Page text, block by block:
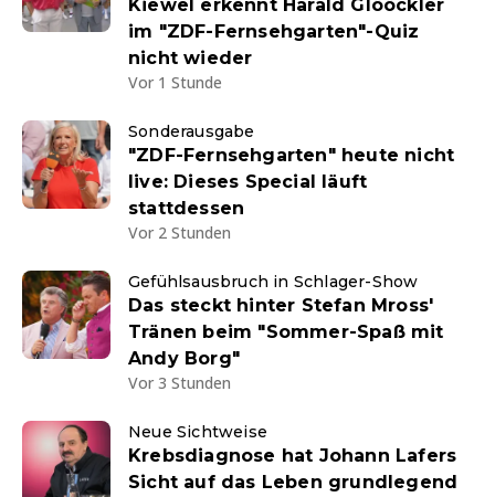
Kiewel erkennt Harald Glööckler
im "ZDF-Fernsehgarten"-Quiz
nicht wieder
Vor 1 Stunde
Sonderausgabe
"ZDF-Fernsehgarten" heute nicht
live: Dieses Special läuft
stattdessen
Vor 2 Stunden
Gefühlsausbruch in Schlager-Show
Das steckt hinter Stefan Mross'
Tränen beim "Sommer-Spaß mit
Andy Borg"
Vor 3 Stunden
Neue Sichtweise
Krebsdiagnose hat Johann Lafers
Sicht auf das Leben grundlegend